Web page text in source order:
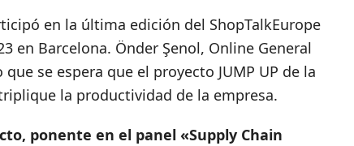
en la última edición del ShopTalkEurope
en Barcelona. Önder Şenol, Online General
se espera que el proyecto JUMP UP de la
la productividad de la empresa.
, ponente en el panel «Supply Chain